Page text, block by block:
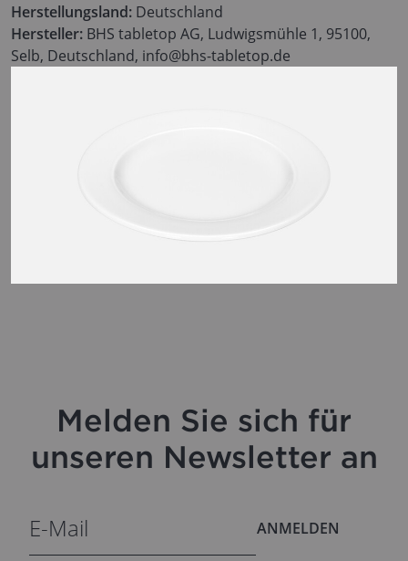
Herstellungsland: Deutschland
Hersteller: BHS tabletop AG, Ludwigsmühle 1, 95100,
Selb, Deutschland, info@bhs-tabletop.de
Melden Sie sich für
unseren Newsletter an
ANMELDEN